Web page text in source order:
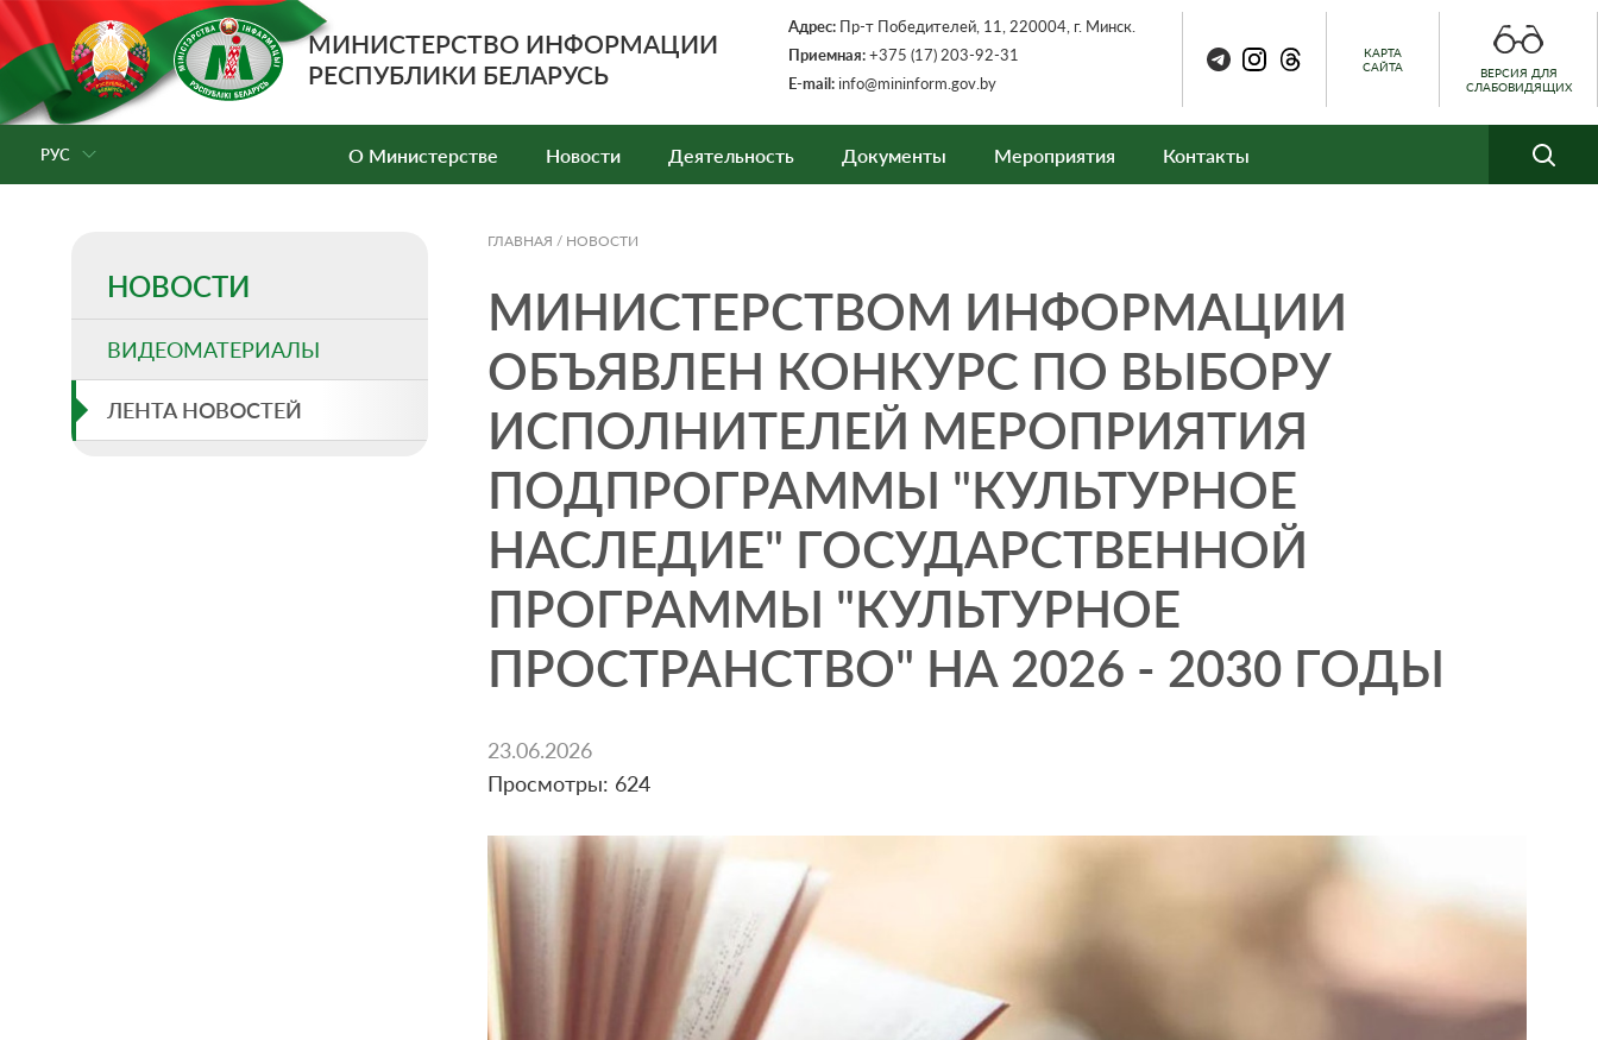
МИНИСТЕРСТВО ИНФОРМАЦИИ
РЕСПУБЛИКИ БЕЛАРУСЬ
Адрес: Пр-т Победителей, 11, 220004, г. Минск.
Приемная:+375 (17) 203-92-31
E-mail:info@mininform.gov.by
КАРТА
САЙТА
ВЕРСИЯ ДЛЯ
СЛАБОВИДЯЩИХ
РУС О Министерстве Новости Деятельность Документы Мероприятия Контакты
НОВОСТИ
ВИДЕОМАТЕРИАЛЫ
ЛЕНТА НОВОСТЕЙ
ГЛАВНАЯ / НОВОСТИ
МИНИСТЕРСТВОМ ИНФОРМАЦИИ
ОБЪЯВЛЕН КОНКУРС ПО ВЫБОРУ
ИСПОЛНИТЕЛЕЙ МЕРОПРИЯТИЯ
ПОДПРОГРАММЫ "КУЛЬТУРНОЕ
НАСЛЕДИЕ" ГОСУДАРСТВЕННОЙ
ПРОГРАММЫ "КУЛЬТУРНОЕ
ПРОСТРАНСТВО" НА 2026 - 2030 ГОДЫ
23.06.2026
Просмотры: 624